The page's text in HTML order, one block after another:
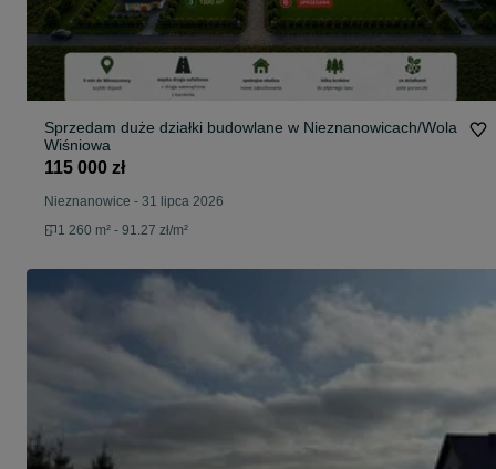
Sprzedam duże działki budowlane w Nieznanowicach/Wola
Wiśniowa
115 000 zł
Nieznanowice - 31 lipca 2026
1 260 m² - 91.27 zł/m²